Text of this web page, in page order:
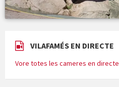
VILAFAMÉS EN DIRECTE
Vore totes les cameres en directe